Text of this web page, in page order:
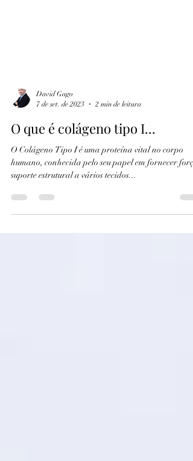
David Gago
7 de set. de 2023
2 min de leitura
O que é colágeno tipo I...
O Colágeno Tipo I é uma proteína vital no corpo
suporte estrutural a vários tecidos...